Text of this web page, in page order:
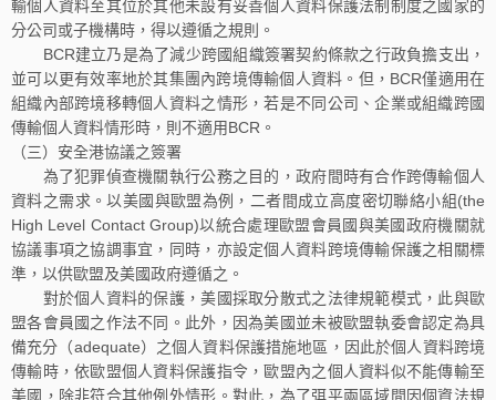
輸個人資料至其位於其他未設有妥善個人資料保護法制制度之國家的
分公司或子機構時，得以遵循之規則。
BCR建立乃是為了減少跨國組織簽署契約條款之行政負擔支出，
並可以更有效率地於其集團內跨境傳輸個人資料。但，BCR僅適用在
組織內部跨境移轉個人資料之情形，若是不同公司、企業或組織跨國
傳輸個人資料情形時，則不適用BCR。
（三）安全港協議之簽署
為了犯罪偵查機關執行公務之目的，政府間時有合作跨傳輸個人
資料之需求。以美國與歐盟為例，二者間成立高度密切聯絡小組(the
High Level Contact Group)以統合處理歐盟會員國與美國政府機關就
協議事項之協調事宜，同時，亦設定個人資料跨境傳輸保護之相關標
準，以供歐盟及美國政府遵循之。
對於個人資料的保護，美國採取分散式之法律規範模式，此與歐
盟各會員國之作法不同。此外，因為美國並未被歐盟執委會認定為具
備充分（adequate）之個人資料保護措施地區，因此於個人資料跨境
傳輸時，依歐盟個人資料保護指令，歐盟內之個人資料似不能傳輸至
美國，除非符合其他例外情形。對此，為了弭平兩區域間因個資法規